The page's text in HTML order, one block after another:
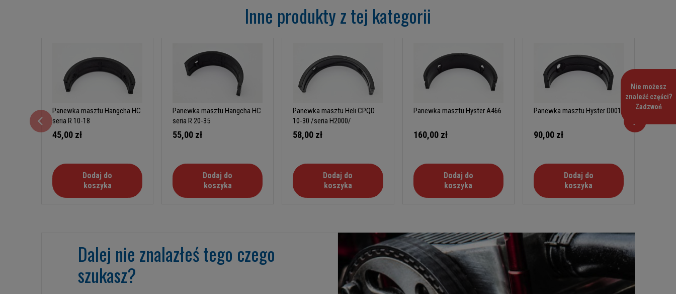
Inne produkty z tej kategorii
Panewka masztu Hangcha HC
seria R 10-18
45,00 zł
Dodaj do
koszyka
Panewka masztu Hangcha HC
seria R 20-35
55,00 zł
Dodaj do
koszyka
Panewka masztu Heli CPQD
10-30 /seria H2000/
58,00 zł
Dodaj do
koszyka
Panewka masztu Hyster A466
160,00 zł
Dodaj do
koszyka
Panewka masztu Hyster D001
90,00 zł
Dodaj do
koszyka
Dalej nie znalazłeś tego czego
szukasz?
Nie możesz
znaleźć części?
Zadzwoń